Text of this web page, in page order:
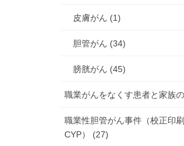
皮膚がん (1)
胆管がん (34)
膀胱がん (45)
職業がんをなくす患者と家族
職業性胆管がん事件（校正印
CYP） (27)